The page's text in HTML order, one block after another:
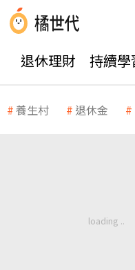
退休理財 持續學
養生村 退休金